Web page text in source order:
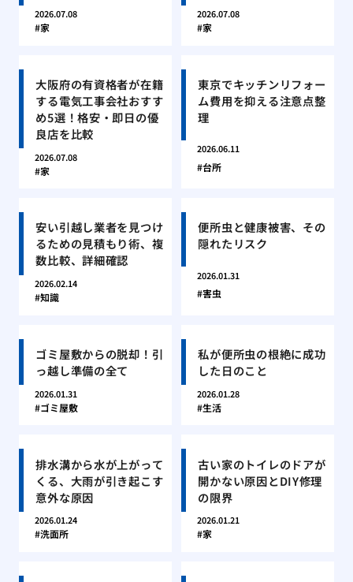
2026.07.08
家
2026.07.08
家
大阪府の有資格者が在籍
する電気工事会社おすす
め5選！格安・即日の優
良店を比較
2026.07.08
家
東京でキッチンリフォー
ム費用を抑える注意点整
理
2026.06.11
台所
安い引越し業者を見つけ
るための見積もり術、複
数比較、詳細確認
2026.02.14
知識
便所虫と健康被害、その
隠れたリスク
2026.01.31
害虫
ゴミ屋敷からの脱却！引
っ越し準備の全て
2026.01.31
ゴミ屋敷
私が便所虫の根絶に成功
した日のこと
2026.01.28
生活
排水溝から水が上がって
くる、大雨が引き起こす
意外な原因
2026.01.24
洗面所
古い家のトイレのドアが
開かない原因とDIY修理
の限界
2026.01.21
家